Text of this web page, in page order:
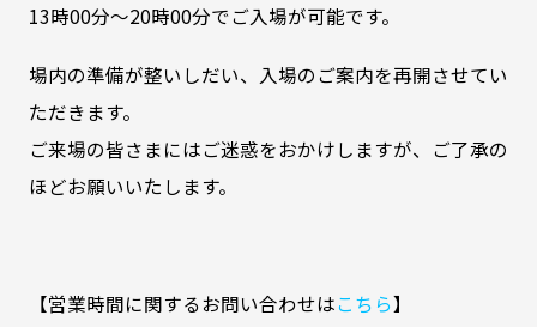
13時00分～20時00分でご入場が可能です。
場内の準備が整いしだい、入場のご案内を再開させてい
ただきます。
ご来場の皆さまにはご迷惑をおかけしますが、ご了承の
ほどお願いいたします。
【営業時間に関するお問い合わせはこちら】